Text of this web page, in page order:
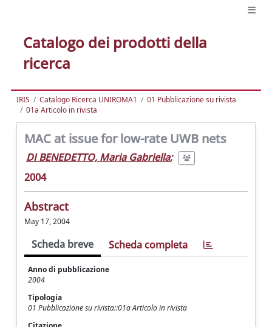
Catalogo dei prodotti della
ricerca
IRIS Catalogo Ricerca UNIROMA1
01 Pubblicazione su rivista
01a Articolo in rivista
MAC at issue for low-rate UWB nets
DI BENEDETTO, Maria Gabriella;
2004
Abstract
May 17, 2004
Scheda breve Scheda completa
Anno di pubblicazione
2004
Tipologia
01 Pubblicazione su rivista::01a Articolo in rivista